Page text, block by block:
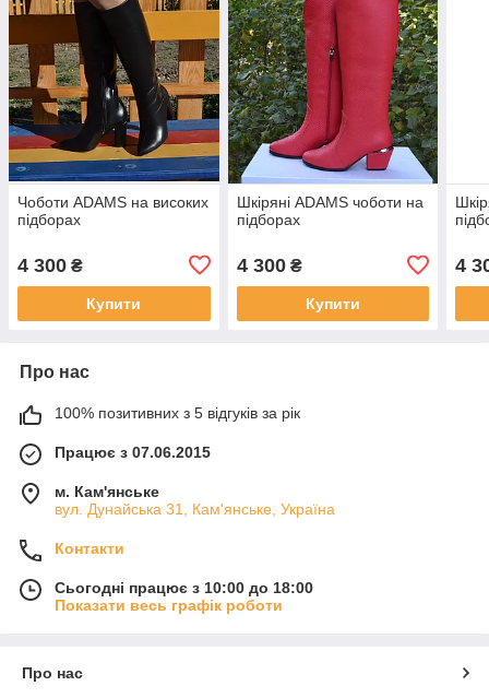
Чоботи ADAMS на високих
підборах
4 300 ₴
Купити
Шкіряні ADAMS чоботи на
підборах
4 300₴
Купити
4
Про нас
100% позитивних з 5 відгуків за рік
Працює з 07.06.2015
м. Кам'янське
вул. Дунайська 31, Кам'янське, Україна
Контакти
Сьогодні працює з 10:00 до 18:00
Показати весь графік роботи
Про нас